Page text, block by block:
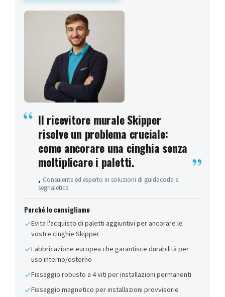
Il ricevitore murale Skipper
risolve un problema cruciale:
come ancorare una cinghia senza
moltiplicare i paletti.
, Consulente ed esperto in soluzioni di guidacoda e
segnaletica
Perché lo consigliamo
Evita l'acquisto di paletti aggiuntivi per ancorare le
vostre cinghie Skipper
Fabbricazione europea che garantisce durabilità per
uso interno/esterno
Fissaggio robusto a 4 viti per installazioni permanenti
Fissaggio magnetico per installazioni provvisorie